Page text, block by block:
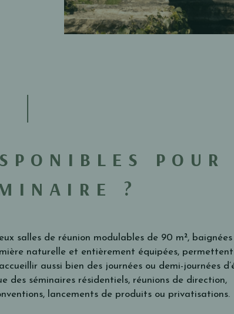
POUR
?
salles de réunion modulables de 90 m²,
naturelle et entièrement équipées, permettent
aussi bien des journées ou demi-journées
des séminaires résidentiels, réunions de direction,
lancements de produits ou privatisations.